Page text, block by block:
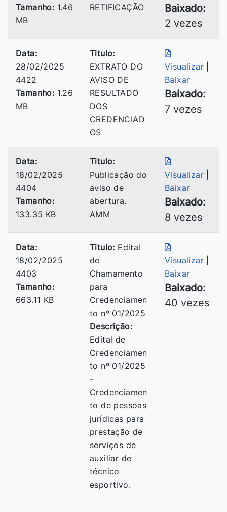
Tamanho: 1.46
MB
RETIFICAÇÃO
Baixado:
2 vezes
Data:
28/02/2025
4422
Tamanho: 1.26
MB
Titulo:
EXTRATO DO
AVISO DE
RESULTADO
DOS
CREDENCIAD
OS
Visualizar
Baixar
Baixado:
7 vezes
Data:
18/02/2025
4404
Tamanho:
133.35 KB
Titulo:
Publicação do
aviso de
abertura.
AMM
Visualizar
Baixar
Baixado:
8 vezes
Data:
18/02/2025
4403
Tamanho:
663.11 KB
Titulo: Edital
de
Chamamento
para
Credenciamen
to nº 01/2025
Descrição:
Edital de
Credenciamen
to nº 01/2025
-
Credenciamen
to de pessoas
jurídicas para
prestação de
serviços de
auxiliar de
técnico
esportivo.
Visualizar
Baixar
Baixado:
40 vezes